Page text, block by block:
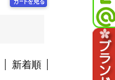
新着順